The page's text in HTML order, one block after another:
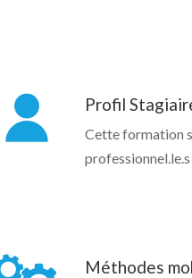
Profil
Cette formation
Méthodes